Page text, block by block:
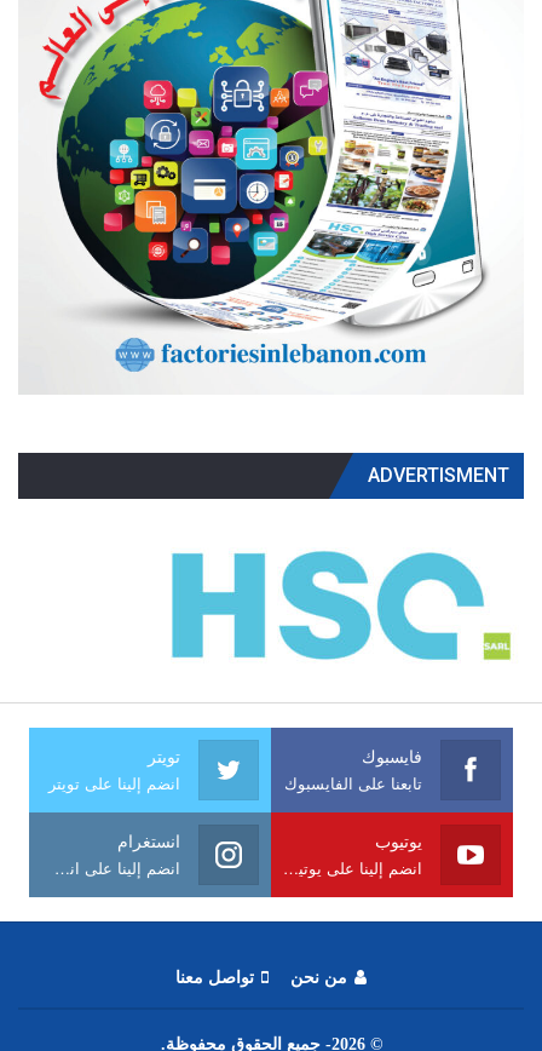
ADVERTISMENT
فايسبوك
تابعنا على الفايسبوك
تويتر
انضم إلينا على تويتر
يوتيوب
انضم إلينا على يوتيوب
انستغرام
انضم إلينا على انستغرام
من نحن تواصل معنا
© 2026- جميع الحقوق محفوظة.